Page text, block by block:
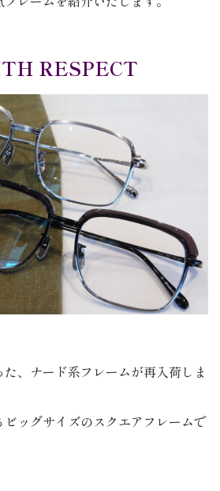
RESPECT
、ナード系フレームが再入荷しま
ッグサイズのスクエアフレームで